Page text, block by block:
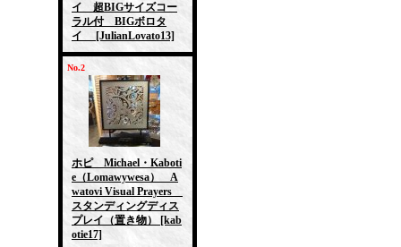
イ 超BIGサイズコー
ラル付 BIGボロタ
イ
[JulianLovato13]
No.2
ホピ Michael・Kaboti
e（Lomawywesa） A
watovi Visual Prayers
スタンディングディス
プレイ（置き物）
[kab
otie17]